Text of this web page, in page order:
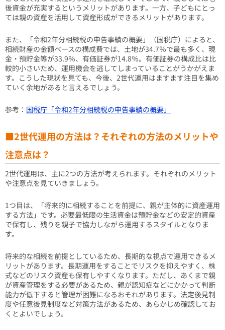
後資金が充実するというメリットがあります。一方、子どもにとっ
ては親の資産を活用して資産形成ができるメリットがあります。
また、「令和2年分相続税の申告事績の概要」（国税庁）によると、
相続財産の金額ベースの構成費では、土地が34.7％で最も多く、現
金・預貯金等が33.9％、有価証券が14.8％。有価証券の構成比は比
較的小さいため、運用機会を逃してしまっていることがうかがえま
す。こうした現状を見ても、今後、2世代運用はますます注目を集め
ていく余地があると言えるでしょう。
参考： 国税庁「令和2年分相続税の申告事績の概要」
■2世代運用の方法は？それぞれの方法のメリットや
注意点は？
2世代運用は、主に2つの方法が考えられます。それぞれのメリット
や注意点を見ていきましょう。
1つ目は、「将来的に相続することを前提に、親が主体的に資産運用
する方法」です。必要最低限の生活資金は預貯金などの安定的資産
で保有し、残りを親子で協力しながら運用するスタイルとなりま
す。
将来的な相続を前提としているため、長期的な視点で運用できるメ
リットがあります。長期運用をすることでリスクを抑えやすく、株
式などのリスク資産も保有しやすくなります。ただし、あくまで親
が資産管理をする必要があるため、親が認知症などにかかって判断
能力が低下すると管理が困難になるおそれがあります。法定後見制
度や任意後見制度など対策方法があるため、あらかじめ確認してお
くとよいでしょう。